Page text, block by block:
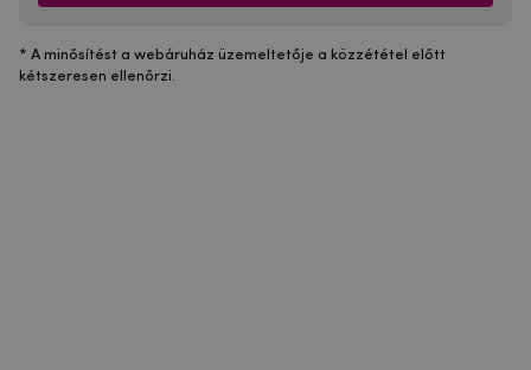
* A minősítést a webáruház üzemeltetője a közzététel előtt
kétszeresen ellenőrzi.